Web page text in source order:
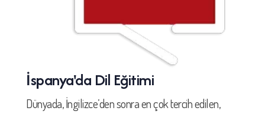
İspanya'da Dil Eğitimi
Dünyada, İngilizce’den sonra en çok tercih edilen,